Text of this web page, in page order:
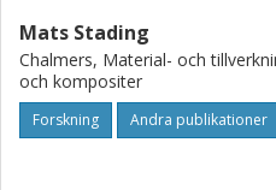
Mats Stading
Chalmers, Material- och
och kompositer
Forskning Andra publikationer